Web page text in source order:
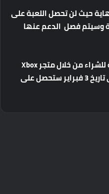
حيثلنتحصلاللعبةعلى
وسيتمفصل الدعمعنها
للشراءمنخلالمتجر
تاريخ فبرايرستحصلعلى